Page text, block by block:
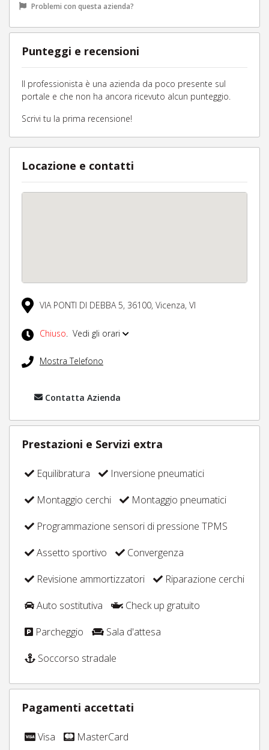
Problemi con questa azienda?
Punteggi e recensioni
Il professionista è una azienda da poco presente sul
portale e che non ha ancora ricevuto alcun punteggio.
Scrivi tu la prima recensione!
Locazione e contatti
VIA PONTI DI DEBBA 5, 36100, Vicenza, VI
Chiuso. Vedi gli orari
Mostra Telefono
Contatta Azienda
Prestazioni e Servizi extra
Equilibratura
Inversione pneumatici
Montaggio cerchi
Montaggio pneumatici
Programmazione sensori di pressione TPMS
Assetto sportivo
Convergenza
Revisione ammortizzatori
Riparazione cerchi
Auto sostitutiva
Check up gratuito
Parcheggio
Sala d'attesa
Soccorso stradale
Pagamenti accettati
Visa MasterCard